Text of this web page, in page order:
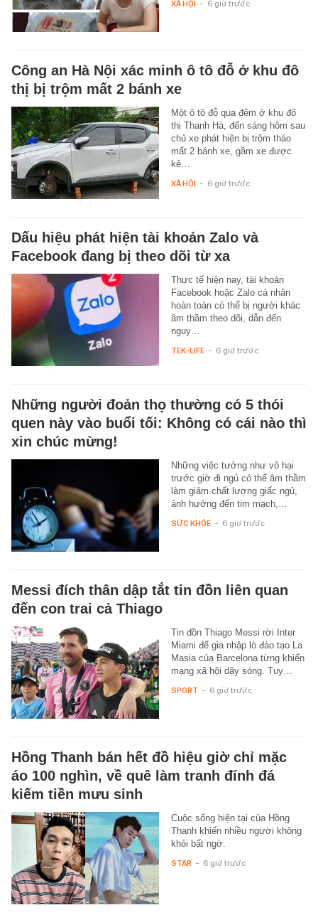
XÃ HỘI - 6 giờ trước
Công an Hà Nội xác minh ô tô đỗ ở khu đô
thị bị trộm mất 2 bánh xe
Một ô tô đỗ qua đêm ở khu đô
thị Thanh Hà, đến sáng hôm sau
chủ xe phát hiện bị trộm tháo
mất 2 bánh xe, gầm xe được
kê…
XÃ HỘI - 6 giờ trước
Dấu hiệu phát hiện tài khoản Zalo và
Facebook đang bị theo dõi từ xa
Thực tế hiện nay, tài khoản
Facebook hoặc Zalo cá nhân
hoàn toàn có thể bị người khác
âm thầm theo dõi, dẫn đến
nguy…
TEK-LIFE - 6 giờ trước
Những người đoản thọ thường có 5 thói
quen này vào buổi tối: Không có cái nào thì
xin chúc mừng!
Những việc tưởng như vô hại
trước giờ đi ngủ có thể âm thầm
làm giảm chất lượng giấc ngủ,
ảnh hưởng đến tim mạch,…
SỨC KHỎE - 6 giờ trước
Messi đích thân dập tắt tin đồn liên quan
đến con trai cả Thiago
Tin đồn Thiago Messi rời Inter
Miami để gia nhập lò đào tạo La
Masia của Barcelona từng khiến
mạng xã hội dậy sóng. Tuy…
SPORT - 6 giờ trước
Hồng Thanh bán hết đồ hiệu giờ chỉ mặc
áo 100 nghìn, về quê làm tranh đính đá
kiếm tiền mưu sinh
Cuộc sống hiện tại của Hồng
Thanh khiến nhiều người không
khỏi bất ngờ.
STAR - 6 giờ trước